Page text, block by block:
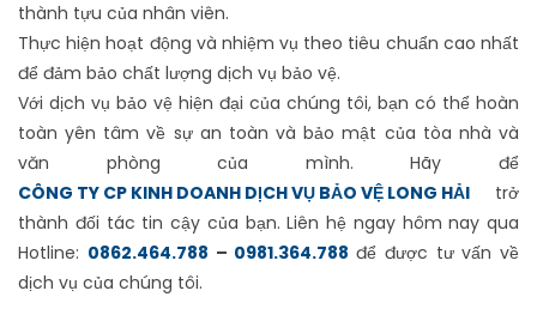
thành tựu của nhân viên.
Thực hiện hoạt động và nhiệm vụ theo tiêu chuẩn cao nhất
để đảm bảo chất lượng dịch vụ bảo vệ.
Với dịch vụ bảo vệ hiện đại của chúng tôi, bạn có thể hoàn
toàn yên tâm về sự an toàn và bảo mật của tòa nhà và
văn phòng của mình. Hãy để
CÔNG TY CP KINH DOANH DỊCH VỤ BẢO VỆ LONG HẢI trở
thành đối tác tin cậy của bạn. Liên hệ ngay hôm nay qua
Hotline: 0862.464.788 – 0981.364.788 để được tư vấn về
dịch vụ của chúng tôi.